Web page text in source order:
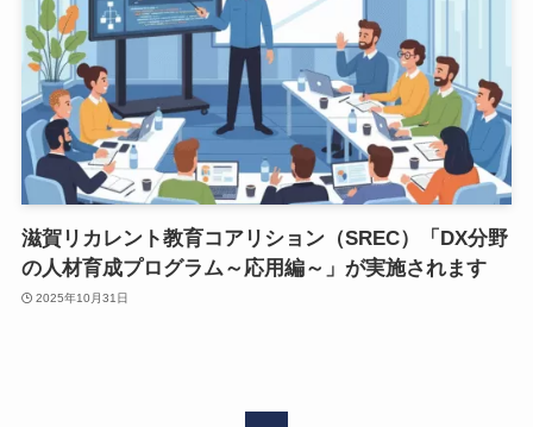
滋賀リカレント教育コアリション（SREC）「DX分野
の人材育成プログラム～応用編～」が実施されます
2025年10月31日